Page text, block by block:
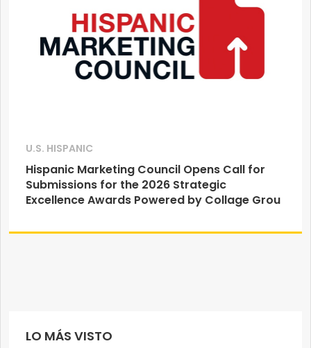
LO MÁS VISTO
U.S. HISPANIC
Hispanic Marketing Council Opens Call for
Submissions for the 2026 Strategic
Excellence Awards Powered by Collage Grou